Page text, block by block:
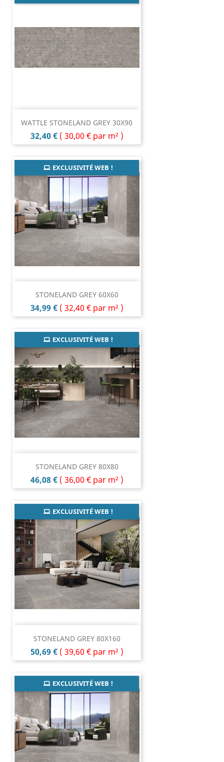
WATTLE STONELAND GREY 30X90
Prix
32,40 € ( 30,00 € par m² )
STONELAND GREY 60X60
Prix
34,99 € ( 32,40 € par m² )
EXCLUSIVITÉ WEB !
STONELAND GREY 80X80
Prix
46,08 € ( 36,00 € par m² )
EXCLUSIVITÉ WEB !
STONELAND GREY 80X160
Prix
50,69 € ( 39,60 € par m² )
EXCLUSIVITÉ WEB !
EXCLUSIVITÉ WEB !